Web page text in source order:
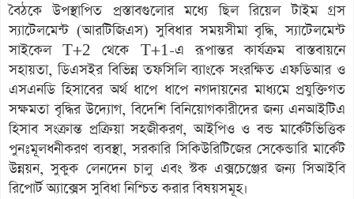
বৈঠকে উপস্থাপিত প্রস্তাবগুলোর মধ্যে ছিল রিয়েল টাইম গ্রস
স্যাটেলমেন্ট (আরটিজিএস) সুবিধার সময়সীমা বৃদ্ধি, স্যাটেলমেন্ট
সাইকেল T+2 থেকে T+1-এ রূপান্তর কার্যক্রম বাস্তবায়নে
সহায়তা, ডিএসইর বিভিন্ন তফসিলি ব্যাংকে সংরক্ষিত এফডিআর ও
এসএনডি হিসাবের অর্থ ধাপে ধাপে নগদায়নের মাধ্যমে প্রযুক্তিগত
সক্ষমতা বৃদ্ধির উদ্যোগ, বিদেশি বিনিয়োগকারীদের জন্য এনআইটিএ
হিসাব সংক্রান্ত প্রক্রিয়া সহজীকরণ, আইপিও ও বন্ড মার্কেটভিত্তিক
পুনঃমূলধনীকরণ ব্যবস্থা, সরকারি সিকিউরিটিজের সেকেন্ডারি মার্কেট
উন্নয়ন, সুকুক লেনদেন চালু এবং স্টক এক্সচেঞ্জের জন্য সিআইবি
রিপোর্ট অ্যাক্সেস সুবিধা নিশ্চিত করার বিষয়সমূহ।